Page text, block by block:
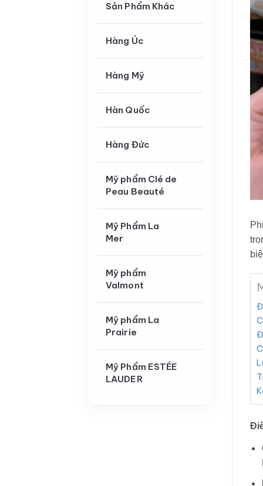
Sản Phẩm Khác
Hàng Úc
Hàng Mỹ
Hàn Quốc
Hàng Đức
Mỹ phẩm Clé de
Peau Beauté
Mỹ Phẩm La
Mer
Mỹ phẩm
Valmont
Mỹ phẩm La
Prairie
Mỹ Phẩm ESTÉE
LAUDER